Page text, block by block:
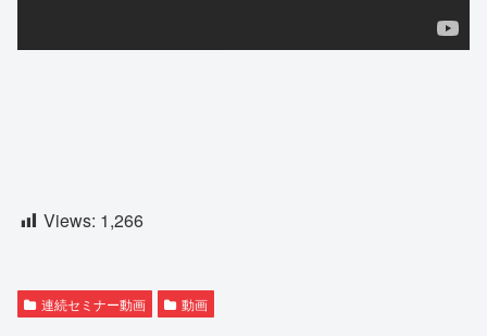
Views: 1,266
連続セミナー動画 動画